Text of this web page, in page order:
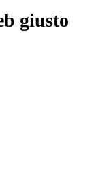
giusto